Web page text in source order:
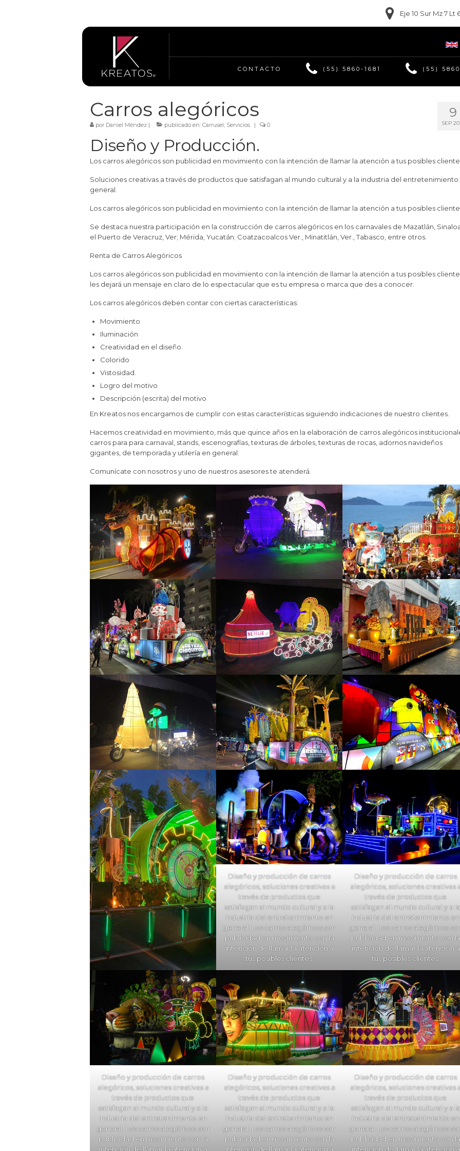
Eje 10 Sur Mz 7
CONTACTO (55) 5860-1681 (55)
9
SEP
Carros alegóricos
por Daniel Méndez | publicado en: Carrusel, Servicios | 0
Diseño y Producción.
Los carros alegóricos son publicidad en movimiento con la intención de llamar la atención a tus posibles
Soluciones creativas a través de productos que satisfagan al mundo cultural y a la industria del entretenimiento
general.
Los carros alegóricos son publicidad en movimiento con la intención de llamar la atención a tus posibles
Se destaca nuestra participación en la construcción de carros alegóricos en los carnavales de Mazatlán,
el Puerto de Veracruz, Ver; Mérida, Yucatán; Coatzacoalcos Ver., Minatitlán, Ver., Tabasco, entre otros.
Renta de Carros Alegóricos
Los carros alegóricos son publicidad en movimiento con la intención de llamar la atención a tus posibles
les dejará un mensaje en claro de lo espectacular que es tu empresa o marca que des a conocer.
Los carros alegóricos deben contar con ciertas características:
Movimiento
Iluminación
Creatividad en el diseño.
Colorido
Vistosidad.
Logro del motivo
Descripción (escrita) del motivo
En Kreatos nos encargamos de cumplir con estas características siguiendo indicaciones de nuestro clientes.
Hacemos creatividad en movimiento, más que quince años en la elaboración de carros alegóricos
carros para para carnaval, stands, escenografías, texturas de árboles, texturas de rocas, adornos navideños
gigantes, de temporada y utilería en general.
Comunícate con nosotros y uno de nuestros asesores te atenderá.
Diseño y producción de carros
alegóricos, soluciones creativas a
través de productos que
satisfagan al mundo cultural y a la
industria del entretenimiento en
general. Los carros alegóricos son
publicidad en movimiento con la
intención de llamar la atención a
tus posibles clientes.
Diseño y producción de carros
alegóricos, soluciones creativas
través de productos que
satisfagan al mundo cultural y a la
industria del entretenimiento en
general. Los carros alegóricos
publicidad en movimiento con la
intención de llamar la atención a
tus posibles clientes.
Diseño y producción de carros
alegóricos, soluciones creativas a
través de productos que
satisfagan al mundo cultural y a la
industria del entretenimiento en
general. Los carros alegóricos son
publicidad en movimiento con la
intención de llamar la atención a
Diseño y producción de carros
alegóricos, soluciones creativas a
través de productos que
satisfagan al mundo cultural y a la
industria del entretenimiento en
general. Los carros alegóricos son
publicidad en movimiento con la
intención de llamar la atención a
Diseño y producción de carros
alegóricos, soluciones creativas
través de productos que
satisfagan al mundo cultural y a la
industria del entretenimiento en
general. Los carros alegóricos
publicidad en movimiento con la
intención de llamar la atención a